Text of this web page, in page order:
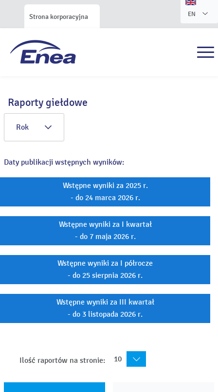
Strona korporacyjna EN
Raporty giełdowe
Rok
Daty publikacji wstępnych wyników:
Wstępne wyniki za 2025 r.
- do 24 marca 2026 r.
Wstępne wyniki za I kwartał
- do 7 maja 2026 r.
Wstępne wyniki za I półrocze
- do 25 sierpnia 2026 r.
Wstępne wyniki za III kwartał
- do 3 listopada 2026 r.
Ilość raportów na stronie: 10